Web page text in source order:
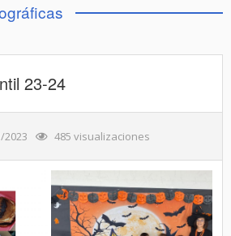
23-24
2023 485 visualizaciones